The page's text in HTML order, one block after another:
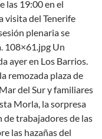
las 19:00 en el
visita del Tenerife
plenaria se
108×61.jpg Un
ayer en Los Barrios.
remozada plaza de
del Sur y familiares
Morla, la sorpresa
trabajadores de las
las hazañas del